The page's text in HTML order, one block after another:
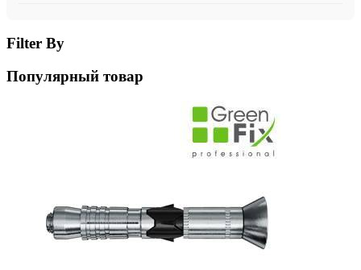
Filter By
Популярный товар